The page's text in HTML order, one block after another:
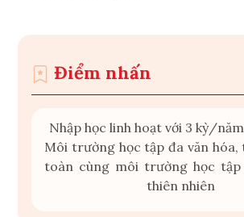
Điểm nhấn
Nhập học linh hoạt với 3 kỳ/
Môi trường học tập đa văn hóa,
toàn cùng môi trường học tập
thiên nhiên